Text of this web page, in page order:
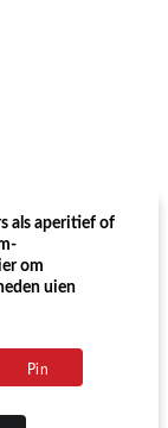
als aperitief of
om
uien
Pin